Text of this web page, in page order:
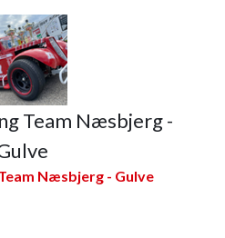
Team Næsbjerg -
Næsbjerg - Gulve